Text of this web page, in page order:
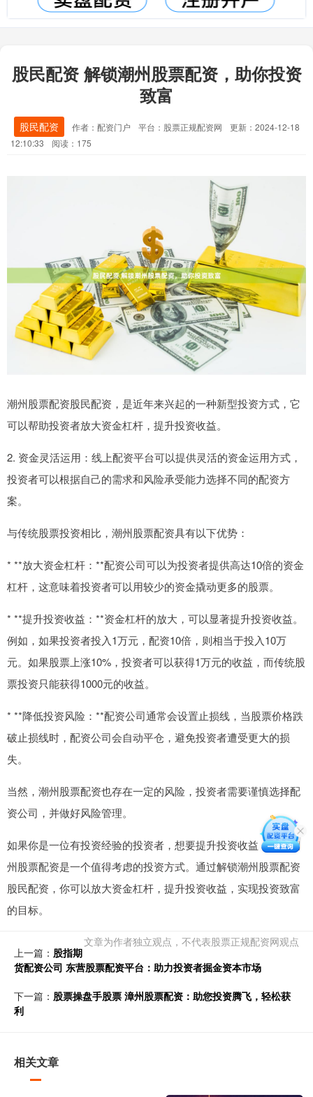
股民配资 解锁潮州股票配资，助你投资
致富
股民配资 作者：配资门户 平台：股票正规配资网
更新：2024-12-18
12:10:33
阅读：175
潮州股票配资股民配资，是近年来兴起的一种新型投资方式，它
可以帮助投资者放大资金杠杆，提升投资收益。
2. 资金灵活运用：线上配资平台可以提供灵活的资金运用方式，
投资者可以根据自己的需求和风险承受能力选择不同的配资方
案。
与传统股票投资相比，潮州股票配资具有以下优势：
* **放大资金杠杆：**配资公司可以为投资者提供高达10倍的资金
杠杆，这意味着投资者可以用较少的资金撬动更多的股票。
* **提升投资收益：**资金杠杆的放大，可以显著提升投资收益。
例如，如果投资者投入1万元，配资10倍，则相当于投入10万
元。如果股票上涨10%，投资者可以获得1万元的收益，而传统股
票投资只能获得1000元的收益。
* **降低投资风险：**配资公司通常会设置止损线，当股票价格跌
破止损线时，配资公司会自动平仓，避免投资者遭受更大的损
失。
当然，潮州股票配资也存在一定的风险，投资者需要谨慎选择配
资公司，并做好风险管理。
如果你是一位有投资经验的投资者，想要提升投资收益，那么潮
州股票配资是一个值得考虑的投资方式。通过解锁潮州股票配资
股民配资，你可以放大资金杠杆，提升投资收益，实现投资致富
的目标。
文章为作者独立观点，不代表股票正规配资网观点
上一篇： 股指期
货配资公司 东营股票配资平台：助力投资者掘金资本市场
下一篇： 股票操盘手股票 漳州股票配资：助您投资腾飞，轻松获
利
相关文章